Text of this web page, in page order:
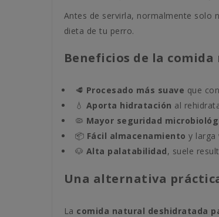
Antes de servirla, normalmente solo
dieta de tu perro.
Beneficios de la
🥩 Procesado más suave que
💧 Aporta hidratación al
🦠 Mayor seguridad
📦 Fácil almacenamiento y larga
🐶 Alta palatabilidad, suele
Una alternativa
La comida natural deshidratada